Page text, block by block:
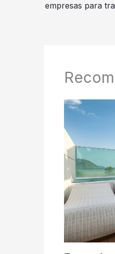
empresas para